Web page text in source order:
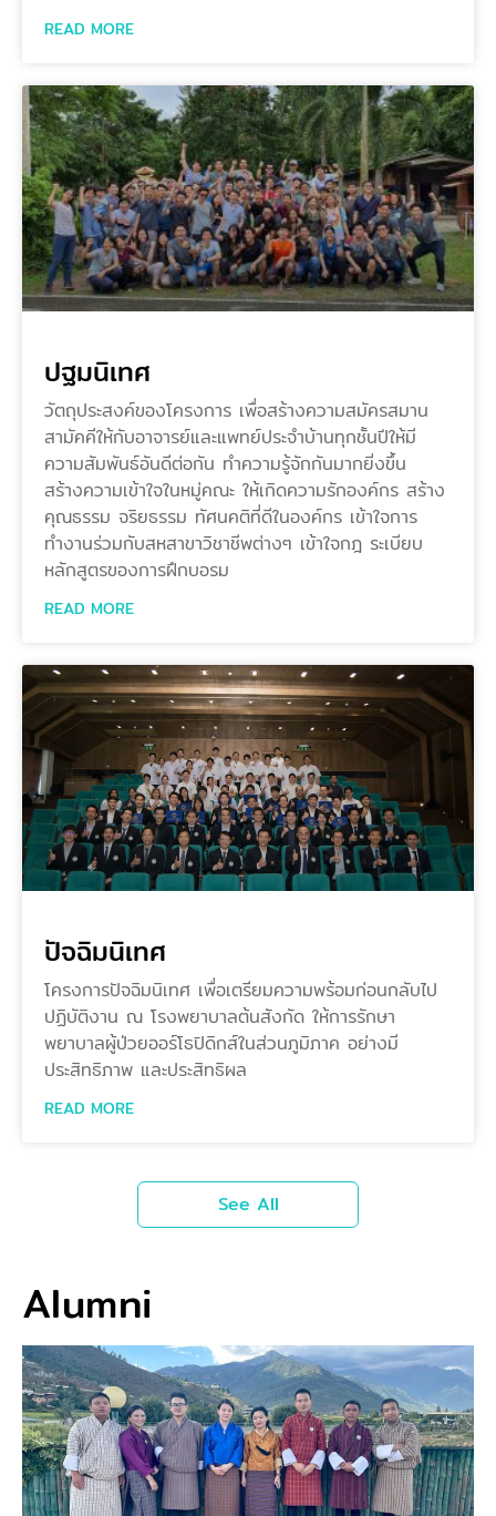
READ MORE
ปฐมนิเทศ
วัตถุประสงค์ของโครงการ เพื่อสร้างความสมัครสมาน
สามัคคีให้กับอาจารย์และแพทย์ประจำบ้านทุกชั้นปีให้มี
ความสัมพันธ์อันดีต่อกัน ทำความรู้จักกันมากยิ่งขึ้น
สร้างความเข้าใจในหมู่คณะ ให้เกิดความรักองค์กร สร้าง
คุณธรรม จริยธรรม ทัศนคติที่ดีในองค์กร เข้าใจการ
ทำงานร่วมกับสหสาขาวิชาชีพต่างๆ เข้าใจกฎ ระเบียบ
หลักสูตรของการฝึกบอรม
READ MORE
ปัจฉิมนิเทศ
โครงการปัจฉิมนิเทศ เพื่อเตรียมความพร้อมก่อนกลับไป
ปฏิบัติงาน ณ โรงพยาบาลต้นสังกัด ให้การรักษา
พยาบาลผู้ป่วยออร์โธปิดิกส์ในส่วนภูมิภาค อย่างมี
ประสิทธิภาพ และประสิทธิผล
READ MORE
See All
Alumni